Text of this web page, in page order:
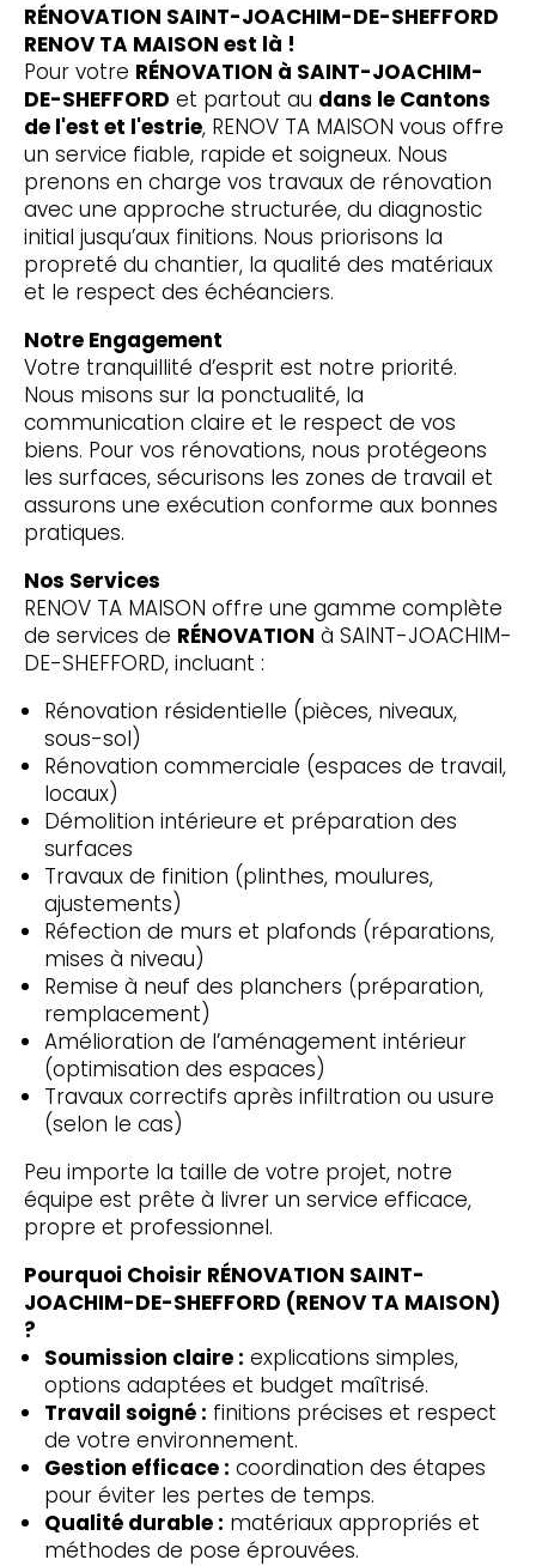
RÉNOVATION SAINT-JOACHIM-DE-SHEFFORD
RENOV TA MAISON est là !
Pour votre RÉNOVATION à SAINT-JOACHIM-
DE-SHEFFORD et partout au dans le Cantons
de l'est et l'estrie, RENOV TA MAISON vous offre
un service fiable, rapide et soigneux. Nous
prenons en charge vos travaux de rénovation
avec une approche structurée, du diagnostic
initial jusqu’aux finitions. Nous priorisons la
propreté du chantier, la qualité des matériaux
et le respect des échéanciers.
Notre Engagement
Votre tranquillité d’esprit est notre priorité.
Nous misons sur la ponctualité, la
communication claire et le respect de vos
biens. Pour vos rénovations, nous protégeons
les surfaces, sécurisons les zones de travail et
assurons une exécution conforme aux bonnes
pratiques.
Nos Services
RENOV TA MAISON offre une gamme complète
de services de RÉNOVATION à SAINT-JOACHIM-
DE-SHEFFORD, incluant :
Rénovation résidentielle (pièces, niveaux,
sous-sol)
Rénovation commerciale (espaces de travail,
locaux)
Démolition intérieure et préparation des
surfaces
Travaux de finition (plinthes, moulures,
ajustements)
Réfection de murs et plafonds (réparations,
mises à niveau)
Remise à neuf des planchers (préparation,
remplacement)
Amélioration de l’aménagement intérieur
(optimisation des espaces)
Travaux correctifs après infiltration ou usure
(selon le cas)
Peu importe la taille de votre projet, notre
équipe est prête à livrer un service efficace,
propre et professionnel.
Pourquoi Choisir RÉNOVATION SAINT-
JOACHIM-DE-SHEFFORD (RENOV TA MAISON)
?
Soumission claire : explications simples,
options adaptées et budget maîtrisé.
Travail soigné : finitions précises et respect
de votre environnement.
Gestion efficace : coordination des étapes
pour éviter les pertes de temps.
Qualité durable : matériaux appropriés et
méthodes de pose éprouvées.